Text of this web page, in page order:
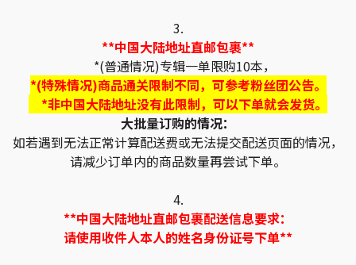
3.
**中国大陆地址直邮包裹**
*(普通情况)专辑一单限购10本，
*(特殊情况)商品通关限制不同，可参考粉丝团公告。
*非中国大陆地址没有此限制，可以下单就会发货。
大批量订购的情况：
如若遇到无法正常计算配送费或无法提交配送页面的情况，
请减少订单内的商品数量再尝试下单。
4.
**中国大陆地址直邮包裹配送信息要求：
请使用收件人本人的姓名身份证号下单**